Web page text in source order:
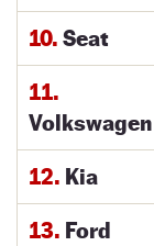
10. Seat
11.
Volkswagen
12. Kia
13. Ford